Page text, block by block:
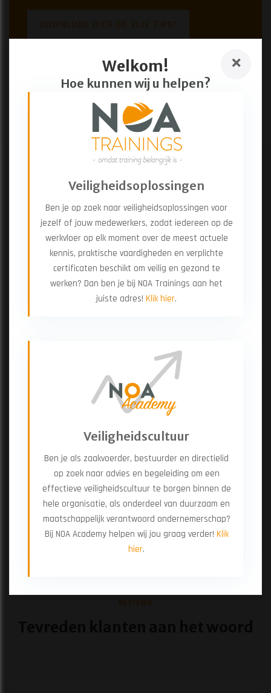
Welkom!
Hoe kunnen wij u helpen?
Veiligheidsoplossingen
Ben je op zoek naar veiligheidsoplossingen voor
jezelf of jouw medewerkers, zodat iedereen op de
werkvloer op elk moment over de meest actuele
kennis, praktische vaardigheden en verplichte
certificaten beschikt om veilig en gezond te
werken? Dan ben je bij NOA Trainings aan het
juiste adres! Klik hier.
Veiligheidscultuur
Ben je als zaakvoerder, bestuurder en directielid
op zoek naar advies en begeleiding om een
effectieve veiligheidscultuur te borgen binnen de
hele organisatie, als onderdeel van duurzaam en
maatschappelijk verantwoord ondernemerschap?
Bij NOA Academy helpen wij jou graag verder! Klik
hier.
DOWNLOAD HIER DE VIJF TIPS!
Minder arbeidsongevallen betekent...
minder onvoorziene kosten, minder afwezigheid en
dus een groter rendement.
meer stabiliteit en efficiëntie binnen je planning.
ZORG DAT JE GOED GEÏNFORMEERD BENT!
ONTDEK MEER
REVIEWS